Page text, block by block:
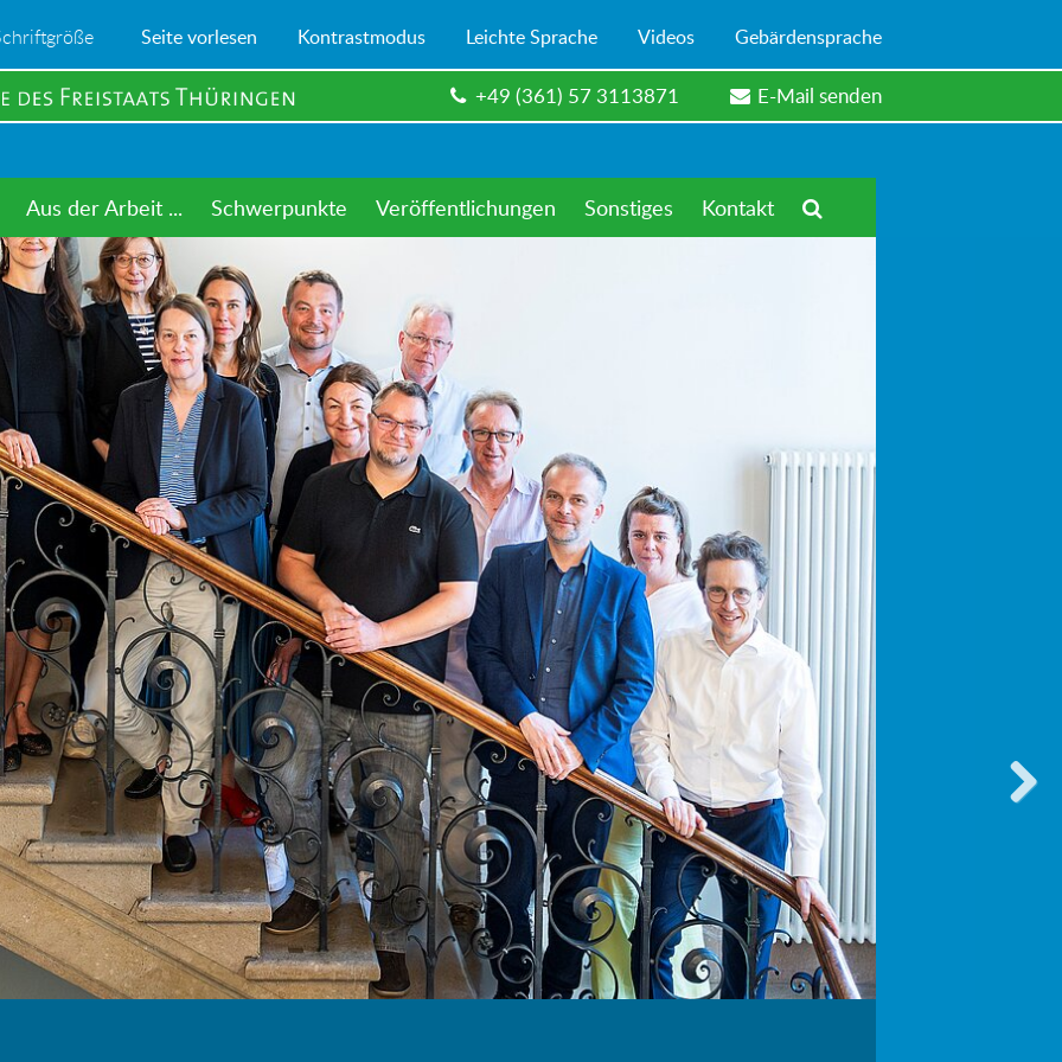
Seite vorlesen Kontrastmodus Leichte Sprache Videos Gebärdensprache
+49 (361) 57 3113871 E-Mail senden
Aus der Arbeit ... Schwerpunkte Veröffentlichungen Sonstiges Kontakt